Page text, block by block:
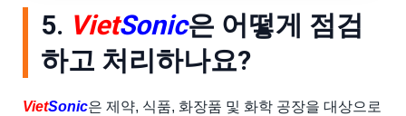
5. VietSonic은 어떻게 점검
하고 처리하나요?
VietSonic은 제약, 식품, 화장품 및 화학 공장을 대상으로